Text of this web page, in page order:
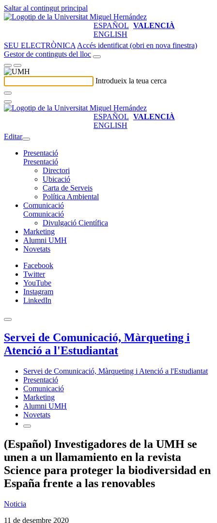
Saltar al contingut principal
ESPAÑOL VALENCIÀ
ENGLISH
SEU ELECTRÒNICA Accés identificat (obri en nova finestra)
Gestor de continguts del lloc
Introdueix la teua cerca
ESPAÑOL VALENCIÀ
ENGLISH
Editar
Presentació
Presentació
Directori
Ubicació
Carta de Serveis
Política Ambiental
Comunicació
Comunicació
Divulgació Científica
Marketing
Alumni UMH
Novetats
Facebook
Twitter
YouTube
Instagram
LinkedIn
Servei de Comunicació, Màrqueting i
Atenció a l'Estudiantat
Servei de Comunicació, Màrqueting i Atenció a l'Estudiantat
Presentació
Comunicació
Marketing
Alumni UMH
Novetats
(Español) Investigadores de la UMH se
unen a un llamamiento en la revista
Science para proteger la biodiversidad en
España frente a las renovables
Noticia
11 de desembre 2020